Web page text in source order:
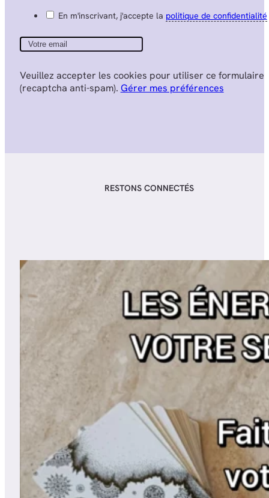
En m'inscrivant, j'accepte la politique de confidentialité
Veuillez accepter les cookies pour utiliser ce formulaire
(recaptcha anti-spam). Gérer mes préférences
RESTONS CONNECTÉS